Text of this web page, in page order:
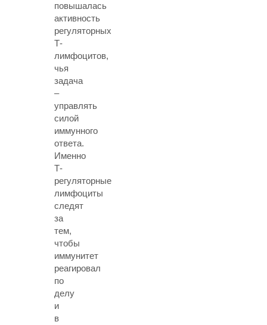
повышалась
активность
регуляторных
Т-
лимфоцитов,
чья
задача
–
управлять
силой
иммунного
ответа.
Именно
Т-
регуляторные
лимфоциты
следят
за
тем,
чтобы
иммунитет
реагировал
по
делу
и
в